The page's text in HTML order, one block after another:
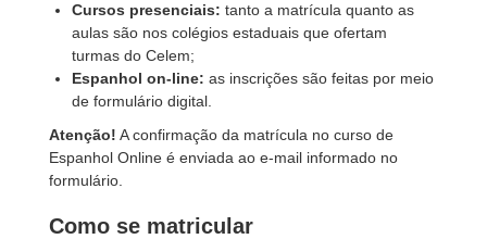
Cursos presenciais: tanto a matrícula quanto as
aulas são nos colégios estaduais que ofertam
turmas do Celem;
Espanhol on-line: as inscrições são feitas por meio
de formulário digital.
Atenção! A confirmação da matrícula no curso de
Espanhol Online é enviada ao e-mail informado no
formulário.
Como se matricular